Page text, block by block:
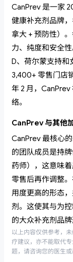
CanPrev 是一家
健康补充剂品牌
拿大 + 预防性）
力、纯度和安全
D、荷尔蒙支持和
3,400+ 零售门店
年 2 月，
络。
CanPrev 与其他
CanPrev 最核心
的团队成员是持
药师），这意味
零售后再作调整
用度更高的形态
剂。这使其与为
的大众补充剂品牌
以上内容仅供参考，
疗建议，亦不能取代
题，请咨询您的医生或